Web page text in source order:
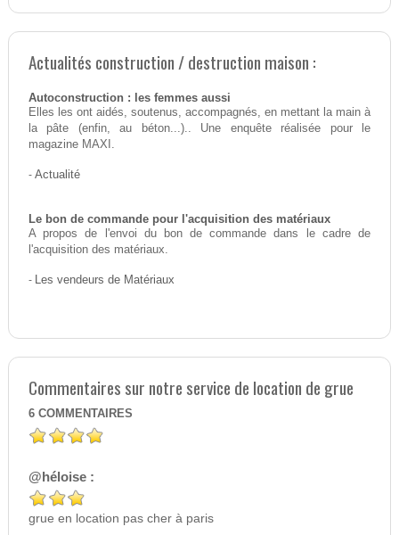
Actualités construction / destruction maison :
Autoconstruction : les femmes aussi
Elles les ont aidés, soutenus, accompagnés, en mettant la main à
la pâte (enfin, au béton...).. Une enquête réalisée pour le
magazine MAXI.
- Actualité
Le bon de commande pour l'acquisition des matériaux
A propos de l'envoi du bon de commande dans le cadre de
l'acquisition des matériaux.
- Les vendeurs de Matériaux
Commentaires sur notre service de location de grue
6 COMMENTAIRES
@héloise :
grue en location pas cher à paris